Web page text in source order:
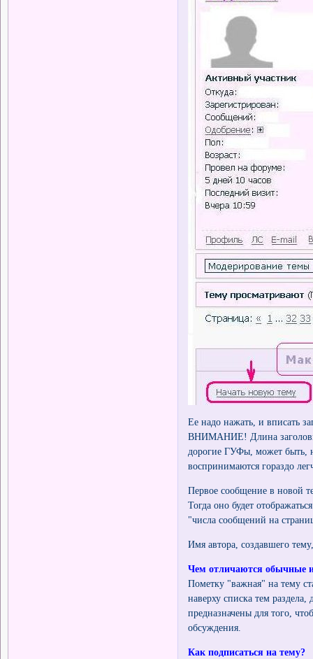
Ее надо нажать, и вписать
ВНИМАНИЕ! Длина
дорогие ГУФы, может быть,
воспринимаются гораздо
Первое сообщение в новой
Тогда оно будет
"числа сообщений на
Имя автора, создавшего
Чем отличаются
Пометку "важная" на тему
наверху списка тем
предназначены для того,
обсуждения.
Как подписаться на тему?